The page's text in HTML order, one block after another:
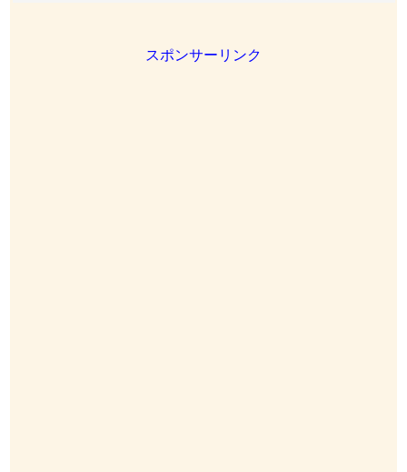
スポンサーリンク